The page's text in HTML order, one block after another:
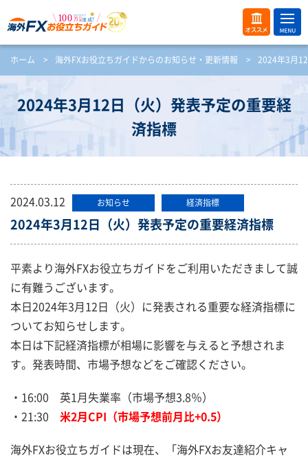
オス
スメ
ME
NU
開
く
ホーム > 海外FXお役立ちガイドからのお知らせ・更新情報 > 2024年3月
2024年3月12日（火）発表予定の重要経
済指標
2024.03.12 お知らせ 経済指標
2024年3月12日（火）発表予定の重要経済指標
平素より海外FXお役立ちガイドをご利用いただきまして誠
に有難うございます。
本日2024年3月12日（火）に発表される重要な経済指標に
ついてお知らせします。
本日は下記経済指標が相場に影響を与えると予想されま
す。発表時間、市場予想などをご確認ください。
・16:00 英1月失業率（市場予想3.8％）
・21:30 米2月CPI（市場予想前月比+0.5）
海外FXお役立ちガイドは現在、「海外FXお友達紹介キャ